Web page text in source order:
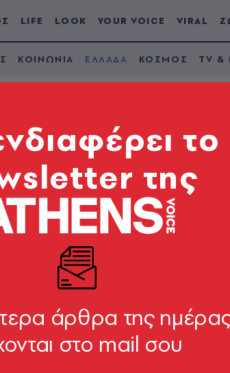
LIFE LOOK YOUR VOICE VIRAL
ΚΟΙΝΩΝΙΑ ΕΛΛΑΔΑ ΚΟΣΜΟΣ TV &
ο πιο
της
το
της
άρθρα της
στο mail σου